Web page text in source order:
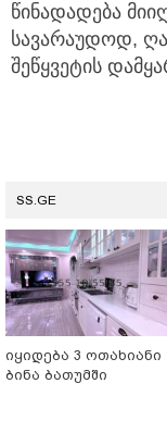
წინადადება
სავარაუდოდ,
შეწყვეტის
SS.GE
იყიდება 3 ოთახიანი
ბინა ბათუმში